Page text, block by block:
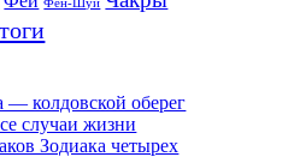
— колдовской оберег
случаи жизни
Зодиака четырех